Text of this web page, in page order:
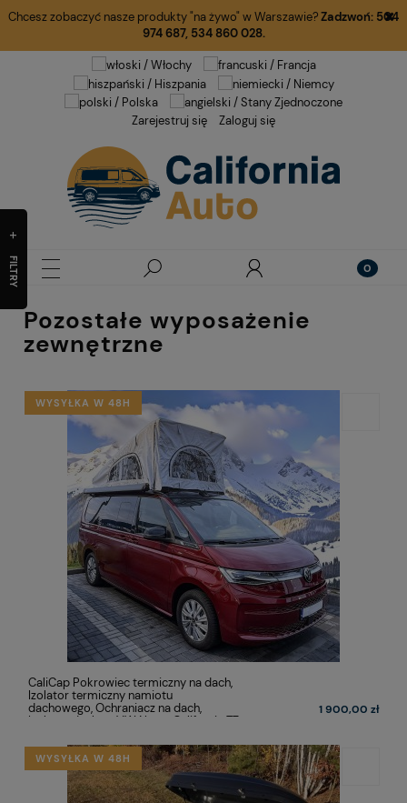
Chcesz zobaczyć nasze produkty "na żywo" w Warszawie?Zadzwoń: 504
974 687, 534 860 028.
Zarejestruj się Zaloguj się
FILTRY
Pozostałe wyposażenie
zewnętrzne
CaliCap Pokrowiec termiczny na dach,
Izolator termiczny namiotu
dachowego, Ochraniacz na dach,
Izolator dachu - VW Nowa California T7
1 900,00 zł
WYSYŁKA W 48H
WYSYŁKA W 48H